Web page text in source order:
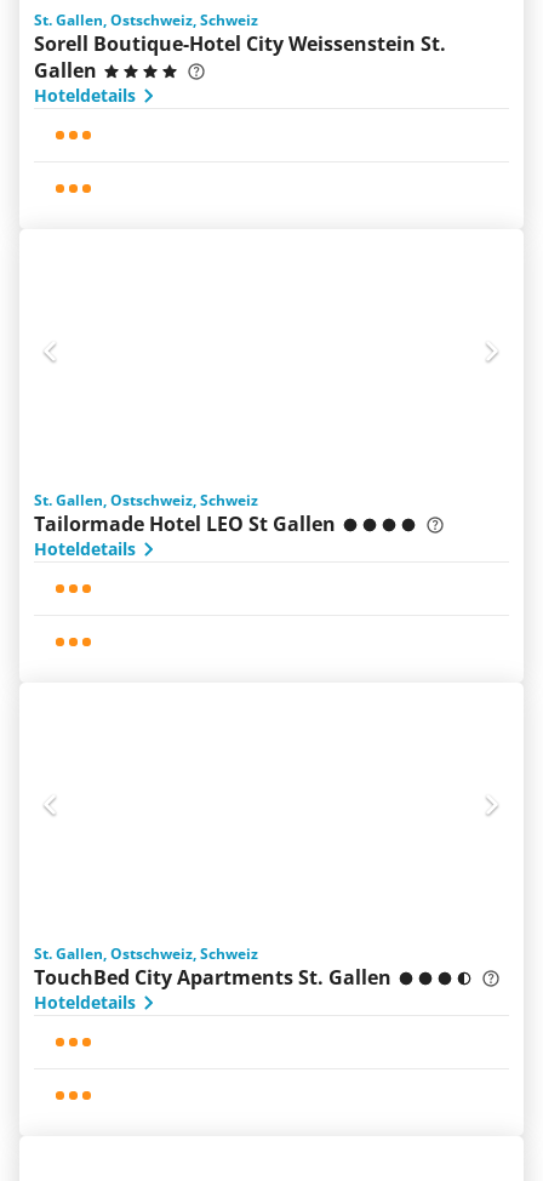
St. Gallen, Ostschweiz, Schweiz
Sorell Boutique-Hotel City Weissenstein St.
Gallen
Hoteldetails
St. Gallen, Ostschweiz, Schweiz
Tailormade Hotel LEO St Gallen
Hoteldetails
St. Gallen, Ostschweiz, Schweiz
TouchBed City Apartments St. Gallen
Hoteldetails